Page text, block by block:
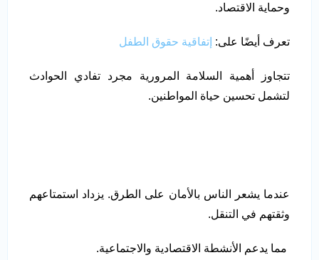
وحماية الاقتصاد.
تعرف أيضًا على: إتفاقية حقوق الطفل
تتجاوز أهمية السلامة المرورية مجرد تفادي الحوادث
لتشمل تحسين حياة المواطنين.
عندما يشعر الناس بالأمان على الطرق. يزداد استمتاعهم
وثقتهم في التنقل.
مما يدعم الأنشطة الاقتصادية والاجتماعية.